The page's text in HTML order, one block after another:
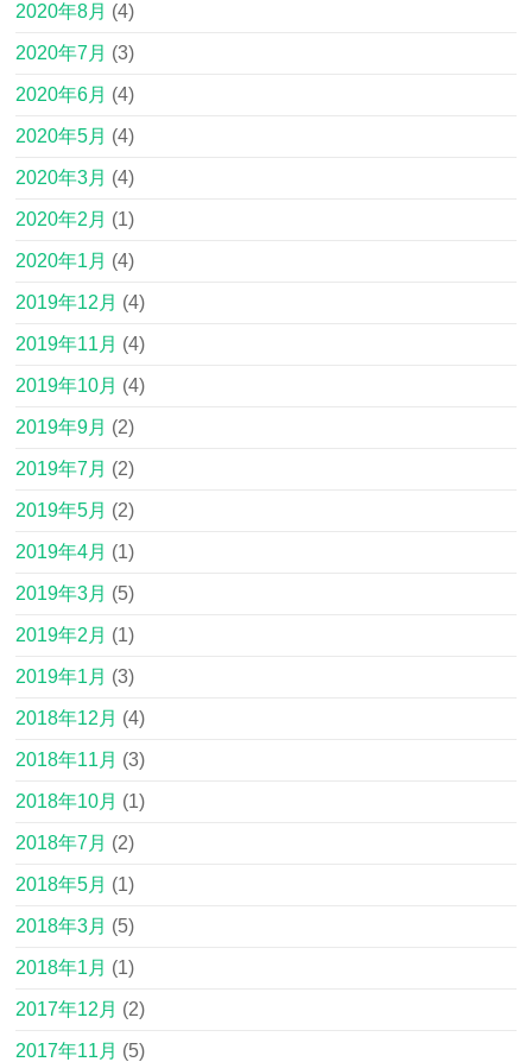
2020年8月 (4)
2020年7月 (3)
2020年6月 (4)
2020年5月 (4)
2020年3月 (4)
2020年2月 (1)
2020年1月 (4)
2019年12月 (4)
2019年11月 (4)
2019年10月 (4)
2019年9月 (2)
2019年7月 (2)
2019年5月 (2)
2019年4月 (1)
2019年3月 (5)
2019年2月 (1)
2019年1月 (3)
2018年12月 (4)
2018年11月 (3)
2018年10月 (1)
2018年7月 (2)
2018年5月 (1)
2018年3月 (5)
2018年1月 (1)
2017年12月 (2)
2017年11月 (5)